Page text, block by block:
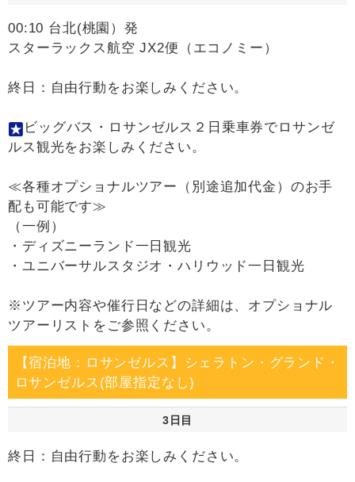
00:10 台北(桃園）発
スターラックス航空 JX2便（エコノミー）
終日：自由行動をお楽しみください。
ビッグバス・ロサンゼルス２日乗車券でロサンゼ
ルス観光をお楽しみください。
≪各種オプショナルツアー（別途追加代金）のお手
配も可能です≫
（一例）
・ディズニーランド一日観光
・ユニバーサルスタジオ・ハリウッド一日観光
※ツアー内容や催行日などの詳細は、オプショナル
ツアーリストをご参照ください。
【宿泊地：ロサンゼルス】シェラトン・グランド・
ロサンゼルス(部屋指定なし)
3日目
終日：自由行動をお楽しみください。